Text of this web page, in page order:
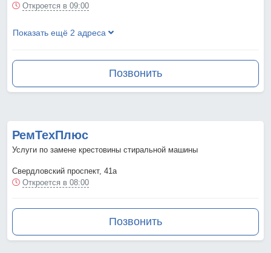
Откроется в 09:00
Показать ещё 2 адреса
Позвонить
РемТехПлюс
Услуги по замене крестовины стиральной машины
Свердловский проспект, 41а
Откроется в 08:00
Позвонить